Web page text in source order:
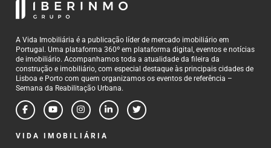
A Vida Imobiliária é a publicação líder de mercado imobiliário em
Portugal. Uma plataforma 360º em plataforma digital, eventos e notícias
de imobiliário. Acompanhamos toda a atualidade da fileira da
construção e imobiliário, com especial destaque às principais cidades de
Lisboa e Porto com quem organizamos os eventos de referência –
Semana da Reabilitação Urbana.
VIDA IMOBILIÁRIA